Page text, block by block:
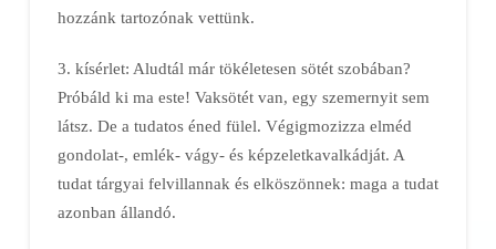
hozzánk tartozónak vettünk.
3. kísérlet: Aludtál már tökéletesen sötét szobában?
Próbáld ki ma este! Vaksötét van, egy szemernyit sem
látsz. De a tudatos éned fülel. Végigmozizza elméd
gondolat-, emlék- vágy- és képzeletkavalkádját. A
tudat tárgyai felvillannak és elköszönnek: maga a tudat
azonban állandó.